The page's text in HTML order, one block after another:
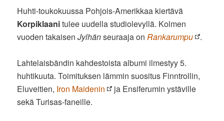
Huhti-toukokuussa Pohjois-Amerikkaa kiertävä
Korpiklaanitulee uudella studiolevyllä. Kolmen
vuoden takaisenJylhänseuraaja on Rankarumpu .
Lahtelaisbändin kahdestoista albumi ilmestyy 5.
huhtikuuta. Toimituksen lämmin suositus Finntrollin,
Eluveitien, Iron Maidenin
ja Ensiferumin ystäville
sekä Turisas-faneille.